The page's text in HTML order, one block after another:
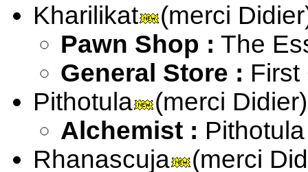
Kharilikat
(merci
Pawn Shop : The
General Store : First
Pithotula
(merci Didier)
Alchemist :
Rhanascuja
(merci